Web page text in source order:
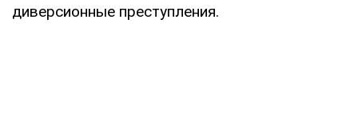
диверсионные преступления.